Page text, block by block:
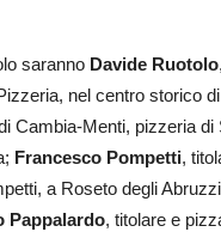
saranno Davide Ruotolo
nel centro storico
Cambia-Menti, pizzeria di
Francesco Pompetti,
a Roseto degli Abruzzi
Pappalardo, titolare e